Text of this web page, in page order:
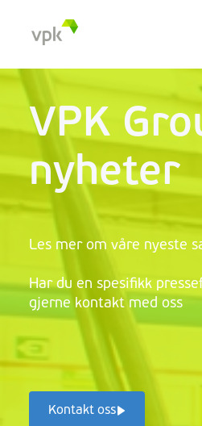
VPK
nyheter
Les mer om våre nyeste
Har du en spesifikk
gjerne kontakt med oss
Kontakt oss